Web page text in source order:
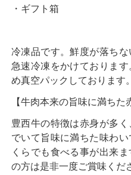
・ギフト箱
冷凍品です。鮮度が落ち
急速冷凍をかけておりま
め真空パックしております。
【牛肉本来の旨味に満ちた
豊西牛の特徴は赤身が多
でいて旨味に満ちた味わ
くらでも食べる事が出来
の方は是非一度ご賞味くだ